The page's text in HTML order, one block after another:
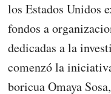
los Estados Unidos
fondos a
dedicadas a la
comenzó la
boricua Omaya